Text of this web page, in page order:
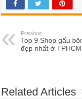
Previous
Top 9 Shop gấu
đẹp nhất ở TPHCM
Related Articles